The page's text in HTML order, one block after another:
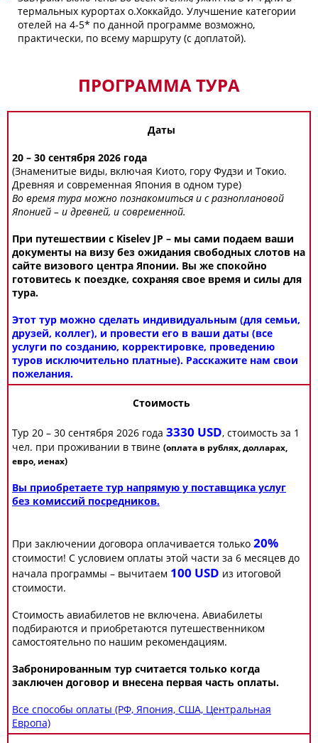
термальных курортах о.Хоккайдо. Улучшение категории
отелей на 4-5* по данной программе возможно,
практически, по всему маршруту (с доплатой).
ПРОГРАММА ТУРА
Даты
20 – 30 сентября 2026 года
(Знаменитые виды, включая Киото, гору Фудзи и Токио.
Древняя и современная Япония в одном туре)
Во время тура можно познакомиться и с разноплановой
Японией – и древней, и современной.
При путешествии с Kiselev JP – мы сами подаем ваши
документы на визу без ожидания свободных слотов на
сайте визового центра Японии. Вы же спокойно
готовитесь к поездке, сохраняя свое время и силы для
тура.
Этот тур можно сделать индивидуальным (для семьи,
друзей, коллег), и провести его в ваши даты (все
услуги по созданию, корректировке, проведению
туров исключительно платные). Расскажите нам свои
пожелания.
Стоимость
Тур 20 – 30 сентября 2026 года 3330 USD, стоимость за 1
чел. при проживании в твине (оплата в рублях, долларах,
евро, иенах)
Вы приобретаете тур напрямую у поставщика услуг
без комиссий посредников.
При заключении договора оплачивается только 20%
стоимости! С условием оплаты этой части за 6 месяцев до
начала программы – вычитаем 100 USD из итоговой
стоимости.
Стоимость авиабилетов не включена. Авиабилеты
подбираются и приобретаются путешественником
самостоятельно по нашим рекомендациям.
Забронированным тур считается только когда
заключен договор и внесена первая часть оплаты.
Все способы оплаты (РФ, Япония, США, Центральная
Европа)